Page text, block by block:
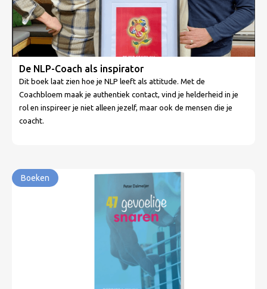
De NLP-Coach als inspirator
Dit boek laat zien hoe je NLP leeft als attitude. Met de
Coachbloem maak je authentiek contact, vind je helderheid in je
rol en inspireer je niet alleen jezelf, maar ook de mensen die je
coacht.
Boeken